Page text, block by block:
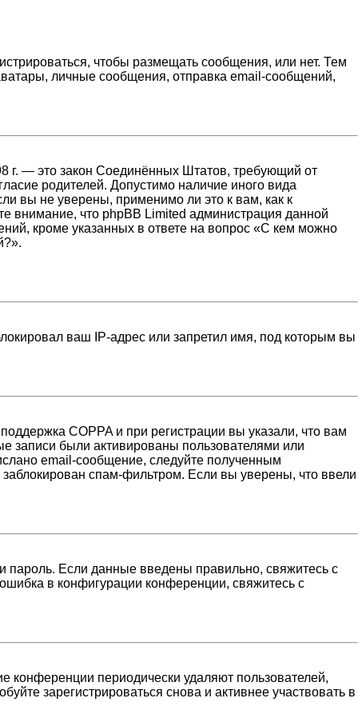
чтобы размещать сообщения, или нет. Тем
личные сообщения, отправка email-сообщений,
г. — это закон Соединённых Штатов, требующий от
родителей. Допустимо наличие иного вида
вы не уверены, применимо ли это к вам, как к
внимание, что phpBB Limited администрация данной
кроме указанных в ответе на вопрос «С кем можно
ваш IP-адрес или запретил имя, под которым вы
COPPA и при регистрации вы указали, что вам
записи были активированы пользователями или
email-сообщение, следуйте полученным
спам-фильтром. Если вы уверены, что ввели
пароль. Если данные введены правильно, свяжитесь с
в конфигурации конференции, свяжитесь с
конференции периодически удаляют пользователей,
зарегистрироваться снова и активнее участвовать в